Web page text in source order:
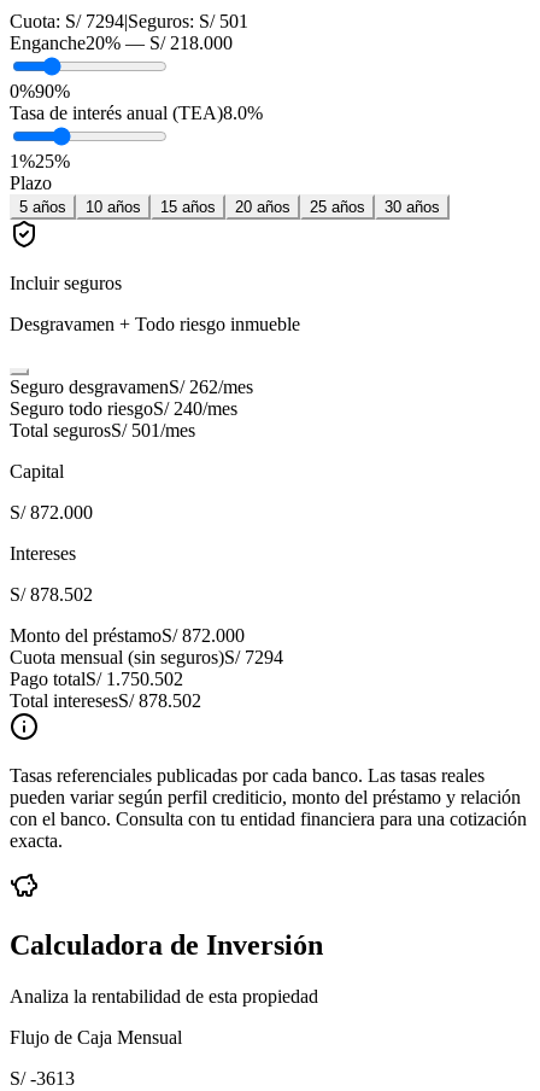
Cuota: S/ 7294|Seguros: S/ 501
Enganche20% — S/ 218.000
0%90%
Tasa de interés anual (TEA)8.0%
1%25%
Plazo
5 años 10 años 15 años 20 años 25 años 30 años
Incluir seguros
Desgravamen + Todo riesgo inmueble
Seguro desgravamenS/ 262/mes
Seguro todo riesgoS/ 240/mes
Total segurosS/ 501/mes
Capital
S/ 872.000
Intereses
S/ 878.502
Monto del préstamoS/ 872.000
Cuota mensual (sin seguros)S/ 7294
Pago totalS/ 1.750.502
Total interesesS/ 878.502
Tasas referenciales publicadas por cada banco. Las tasas reales
pueden variar según perfil crediticio, monto del préstamo y relación
con el banco. Consulta con tu entidad financiera para una cotización
exacta.
Calculadora de Inversión
Analiza la rentabilidad de esta propiedad
Flujo de Caja Mensual
S/ -3613